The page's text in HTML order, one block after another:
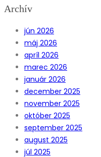
Archív
jún 2026
máj 2026
apríl 2026
marec 2026
január 2026
december 2025
november 2025
október 2025
september 2025
august 2025
júl 2025